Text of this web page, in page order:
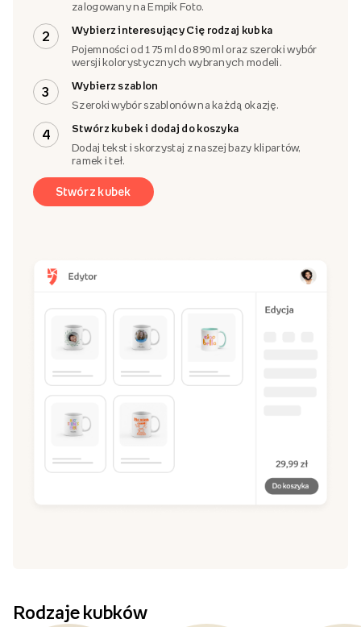
zalogowany na Empik Foto.
2
Wybierz interesujący Cię rodzaj kubka
Pojemności od 175 ml do 890 ml oraz szeroki wybór
wersji kolorystycznych wybranych modeli.
3
Wybierz szablon
Szeroki wybór szablonów na każdą okazję.
4
Stwórz kubek i dodaj do koszyka
Dodaj tekst i skorzystaj z naszej bazy klipartów,
ramek i teł.
Stwórz kubek
Rodzaje kubków